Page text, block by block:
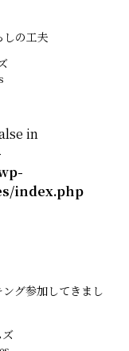
しの工夫
in
index.php
グ参加してきまし